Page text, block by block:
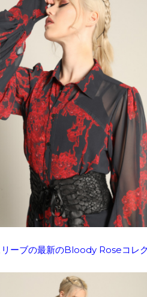
リーブの最新のBloody Roseコレ